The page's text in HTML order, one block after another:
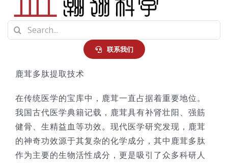
首页
产品中心
应用
走进瀚翎
Search
for:
联系我们
鹿茸多肽提取技术
在传统医学的宝库中，鹿茸一直占据着重要地位。
我国古代医学典籍记载，鹿茸具有补肾壮阳、强筋
健骨、生精益血等功效。现代医学研究发现，鹿茸
的神奇功效源于其复杂的化学成分，其中鹿茸多肽
作为主要的生物活性成分，更是吸引了众多科研人